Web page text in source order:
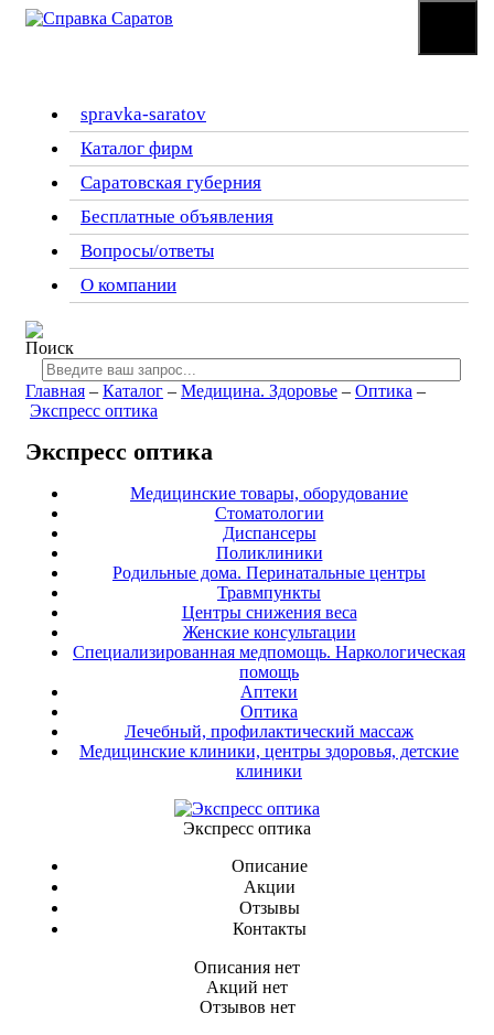
spravka-saratov
Каталог фирм
Саратовская губерния
Бесплатные объявления
Вопросы/ответы
О компании
Главная – Каталог – Медицина. Здоровье – Оптика –
Экспресс оптика
Экспресс оптика
Медицинские товары, оборудование
Стоматологии
Диспансеры
Поликлиники
Родильные дома. Перинатальные центры
Травмпункты
Центры снижения веса
Женские консультации
Специализированная медпомощь. Наркологическая
помощь
Аптеки
Оптика
Лечебный, профилактический массаж
Медицинские клиники, центры здоровья, детские
клиники
Экспресс оптика
Описание
Акции
Отзывы
Контакты
Описания нет
Акций нет
Отзывов нет